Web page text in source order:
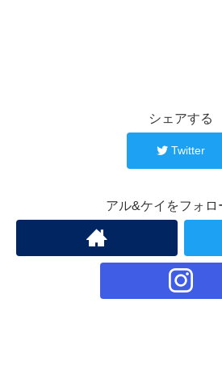
シェアする
Twitter
アル&ケイをフォロ